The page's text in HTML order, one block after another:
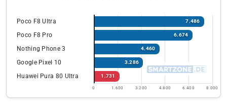
Poco F8 Ultra 7.486
Poco F8 Pro 6.674
Nothing Phone 3 4.460
Google Pixel 10 3.286
Huawei Pura 80 Ultra 1.731
0 1.600 3.200 4.800 6.400 8.000